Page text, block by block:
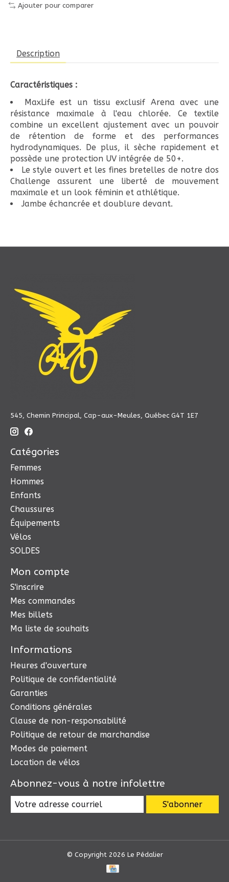
Ajouter pour comparer
Description
Caractéristiques :
MaxLife est un tissu exclusif Arena avec une
résistance maximale à l'eau chlorée. Ce textile
combine un excellent ajustement avec un pouvoir
de rétention de forme et des performances
hydrodynamiques. De plus, il sèche rapidement et
possède une protection UV intégrée de 50+.
Le style ouvert et les fines bretelles de notre dos
Challenge assurent une liberté de mouvement
maximale et un look féminin et athlétique.
Jambe échancrée et doublure devant.
545, Chemin Principal, Cap-aux-Meules, Québec G4T 1E7
Catégories
Femmes
Hommes
Enfants
Chaussures
Équipements
Vélos
SOLDES
Mon compte
S'inscrire
Mes commandes
Mes billets
Ma liste de souhaits
Informations
Heures d'ouverture
Politique de confidentialité
Garanties
Conditions générales
Clause de non-responsabilité
Politique de retour de marchandise
Modes de paiement
Location de vélos
Abonnez-vous à notre infolettre
S'abonner
© Copyright 2026 Le Pédalier